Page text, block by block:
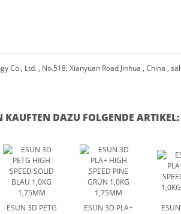
Co., Ltd. , No.518, Xianyuan Road Jinhua , China ,
KAUFTEN DAZU FOLGENDE ARTIKEL:
ESUN 3D PETG
ESUN 3D PLA+